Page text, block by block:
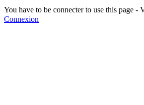
You have to be connecter to use this page
Connexion